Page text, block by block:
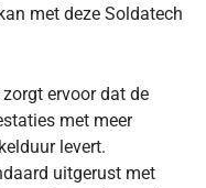
met deze Soldatech
ervoor dat de
met meer
levert.
uitgerust met